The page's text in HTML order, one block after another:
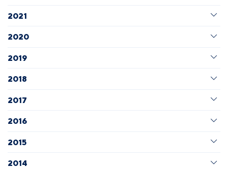
2021
2020
2019
2018
2017
2016
2015
2014